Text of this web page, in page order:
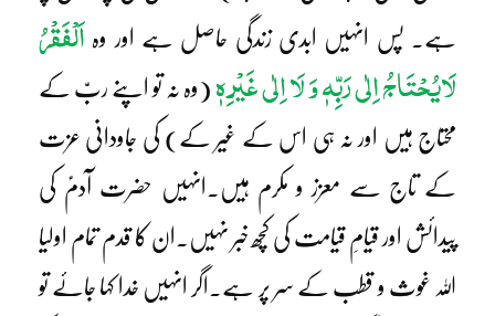
ہے۔ پس انہیں ابدی زندگی حاصل ہے اور وہ اَلْفَقْرُ
لَایُحْتَاجُ اِلٰی رَبِّہٖ وَ لَا اِلٰی غَیْرِہٖ (وہ نہ تو اپنے ربّ کے
محتاج ہیں اور نہ ہی اس کے غیر کے) کی جاودانی عزت
کے تاج سے معزز و مکرم ہیں۔انہیں حضرت آدمؑ کی
پیدائش اور قیامِ قیامت کی کچھ خبر نہیں۔ان کا قدم تمام اولیا
اللہ غوث و قطب کے سر پر ہے۔اگر انہیں خدا کہا جائے تو